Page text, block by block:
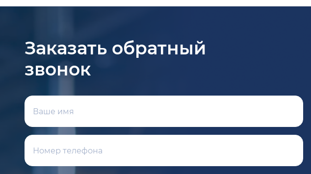
Заказать обратный
звонок